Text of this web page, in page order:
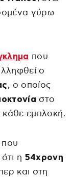
γύρω
που
ο
, ο οποίος
στο
κάθε εμπλοκή.
που
η 54χρονη
και στη